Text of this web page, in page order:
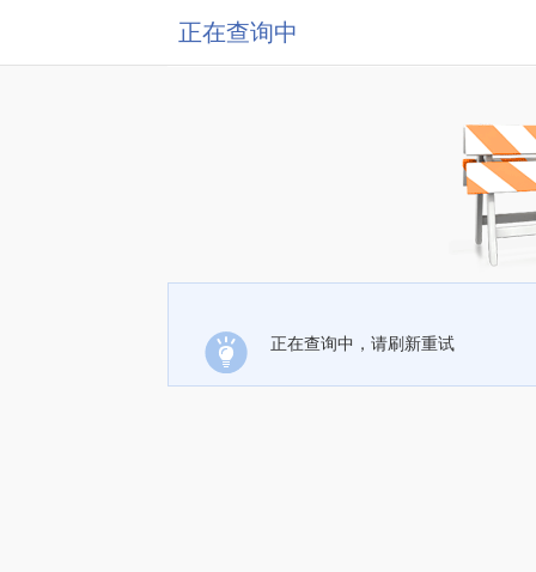
正在查询中
正在查询中，请刷新重试